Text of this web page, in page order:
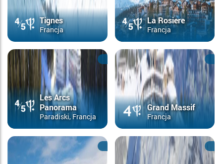
Tignes
Francja
La Rosiere
Francja
Les Arcs
Panorama
Paradiski, Francja
Grand Massif
Francja